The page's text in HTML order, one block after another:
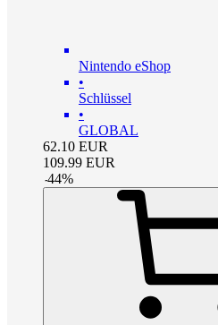
Nintendo eShop
•
Schlüssel
•
GLOBAL
62.10 EUR
109.99 EUR
-44%